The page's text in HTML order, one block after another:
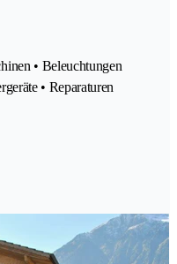
• Beleuchtungen
• Reparaturen